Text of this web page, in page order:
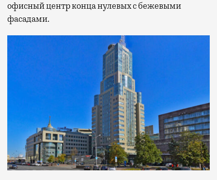
офисный центр конца нулевых с бежевыми
фасадами.